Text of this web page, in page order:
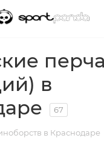
в
67
в Краснодаре